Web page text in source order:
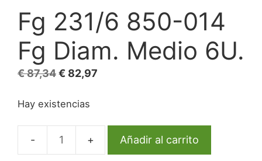
Fg 231/6 850-014
Fg Diam. Medio 6U.
€87,34El
original
€ 87,34.
€ 82,97
€ 82,97.
Hay existencias
Añadir al carrito